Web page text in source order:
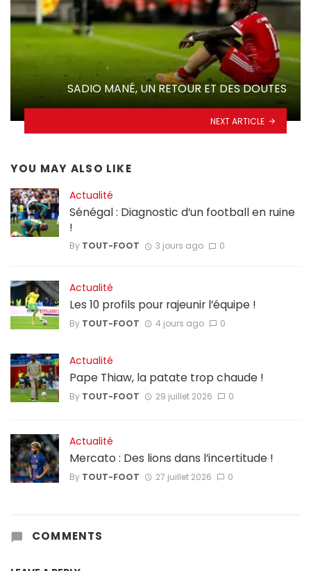
SADIO MANÉ, UN RETOUR ET DES DOUTES
NEXT ARTICLE
YOU MAY ALSO LIKE
Actualité
Sénégal : Diagnostic d’un football en ruine
!
By TOUT-FOOT 3 jours ago 0
Actualité
Les 10 profils pour rajeunir l’équipe !
By TOUT-FOOT 4 jours ago 0
Actualité
Pape Thiaw, la patate trop chaude !
By TOUT-FOOT 29 juillet 2026 0
Actualité
Mercato : Des lions dans l’incertitude !
By TOUT-FOOT 27 juillet 2026 0
COMMENTS